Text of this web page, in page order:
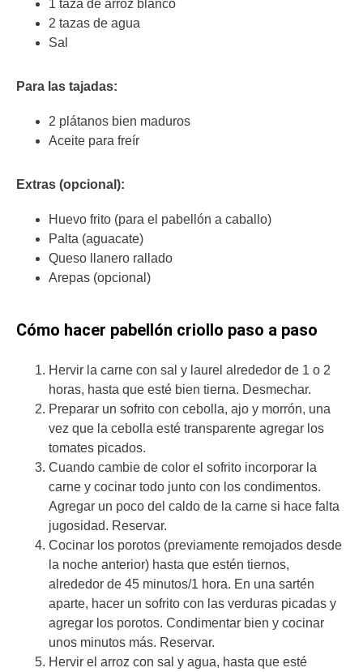
1 taza de arroz blanco
2 tazas de agua
Sal
Para las tajadas:
2 plátanos bien maduros
Aceite para freír
Extras (opcional):
Huevo frito (para el pabellón a caballo)
Palta (aguacate)
Queso llanero rallado
Arepas (opcional)
Cómo hacer pabellón criollo paso a paso
Hervir la carne con sal y laurel alrededor de 1 o 2
horas, hasta que esté bien tierna. Desmechar.
Preparar un sofrito con cebolla, ajo y morrón, una
vez que la cebolla esté transparente agregar los
tomates picados.
Cuando cambie de color el sofrito incorporar la
carne y cocinar todo junto con los condimentos.
Agregar un poco del caldo de la carne si hace falta
jugosidad. Reservar.
Cocinar los porotos (previamente remojados desde
la noche anterior) hasta que estén tiernos,
alrededor de 45 minutos/1 hora. En una sartén
aparte, hacer un sofrito con las verduras picadas y
agregar los porotos. Condimentar bien y cocinar
unos minutos más. Reservar.
Hervir el arroz con sal y agua, hasta que esté